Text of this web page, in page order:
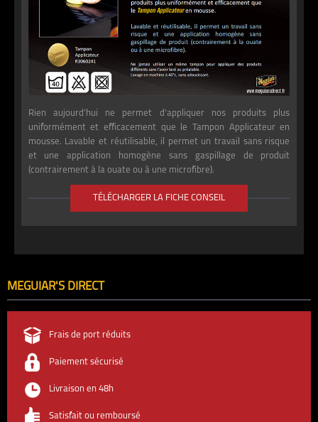
Rien aujourd’hui ne permet d’appliquer nos produits plus
uniformément et efficacement que le Tampon Applicateur en
mousse. Lavable et réutilisable, il permet un travail sans risque
et une application homogène sans gaspillage de produit
(contrairement à la ouate ou à une microfibre).
TÉLÉCHARGER LA FICHE CONSEIL
MEGUIAR'S DIRECT
Frais de port réduits
Paiement sécurisé
Livraison en 48h
Satisfait ou remboursé